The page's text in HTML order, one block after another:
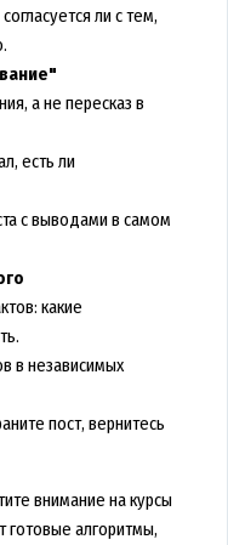
ли с тем,
а не пересказ в
есть ли
с выводами в самом
какие
в независимых
пост, вернитесь
внимание на курсы
готовые алгоритмы,